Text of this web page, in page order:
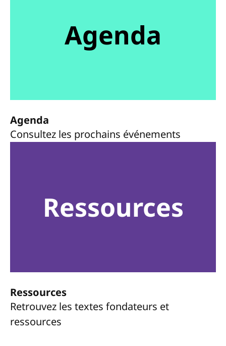
Agenda
Agenda
Consultez les prochains événements
Ressources
Ressources
Retrouvez les textes fondateurs et
ressources